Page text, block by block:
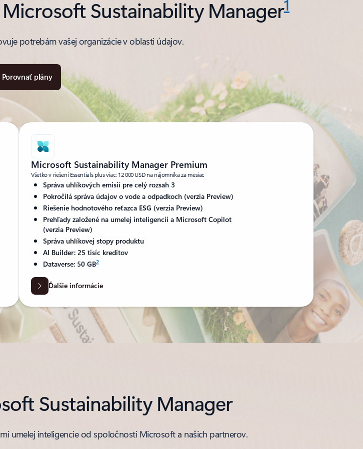
Sustainability Manager1
potrebám vašej organizácie v oblasti údajov.
Porovnať plány
Microsoft Sustainability Manager Premium
Všetko v riešení Essentials plus viac: 12 000 USD na nájomníka za mesiac
Správa uhlíkových emisií pre celý rozsah 3
Pokročilá správa údajov o vode a odpadkoch (verzia Preview)
Riešenie hodnotového reťazca ESG (verzia Preview)
Prehľady založené na umelej inteligencii a Microsoft Copilot
(verzia Preview)
Správa uhlíkovej stopy produktu
AI Builder: 25 tisíc kreditov
Dataverse: 50 GB2
Ďalšie informácie
Sustainability Manager
umelej inteligencie od spoločnosti Microsoft a našich partnerov.